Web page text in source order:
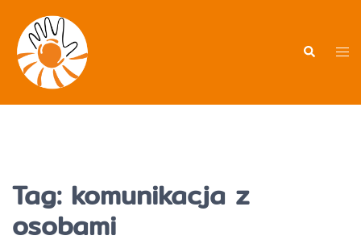
treści
Tag: komunikacja z
osobami